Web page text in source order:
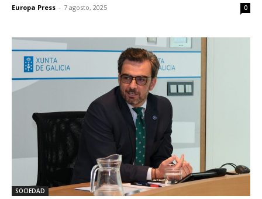
Europa Press - 7 agosto, 2025 0
SOCIEDAD